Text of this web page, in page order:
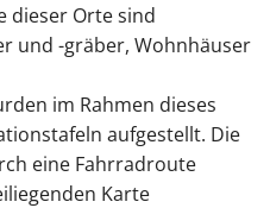
dieser Orte sind
und -gräber, Wohnhäuser
im Rahmen dieses
aufgestellt. Die
eine Fahrradroute
Karte